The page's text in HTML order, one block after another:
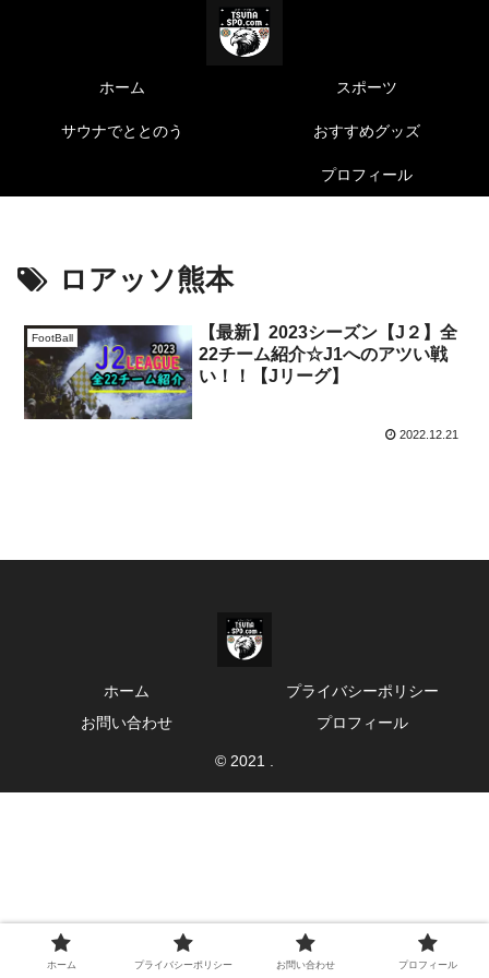
ホーム スポーツ
サウナでととのう おすすめグッズ
プロフィール
ロアッソ熊本
FootBall
【最新】2023シーズン【J２】全
22チーム紹介☆J1へのアツい戦
い！！【Jリーグ】
2022.12.21
ホーム
プライバシーポリシー
お問い合わせ
プロフィール
© 2021 .
ホーム プライバシーポリシー お問い合わせ プロフィール